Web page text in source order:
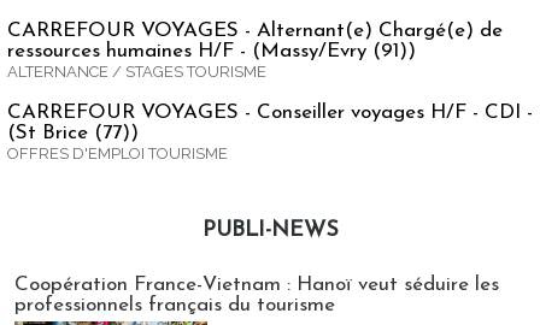
CARREFOUR VOYAGES - Alternant(e) Chargé(e) de
ressources humaines H/F - (Massy/Evry (91))
ALTERNANCE / STAGES TOURISME
CARREFOUR VOYAGES - Conseiller voyages H/F - CDI -
(St Brice (77))
OFFRES D'EMPLOI TOURISME
PUBLI-NEWS
Coopération France-Vietnam : Hanoï veut séduire les
professionnels français du tourisme